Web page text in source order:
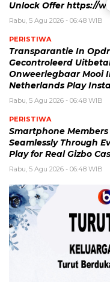
Unlock Offer https://
Rabu, 5 Agu 2026 - 06:48 WIB
PERISTIWA
Transparantie In
Gecontroleerd
Onweerlegbaar Mooi
Netherlands Play
Rabu, 5 Agu 2026 - 06:48 WIB
PERISTIWA
Smartphone
Seamlessly Through
Play for Real Gizbo
Rabu, 5 Agu 2026 - 06:48 WIB